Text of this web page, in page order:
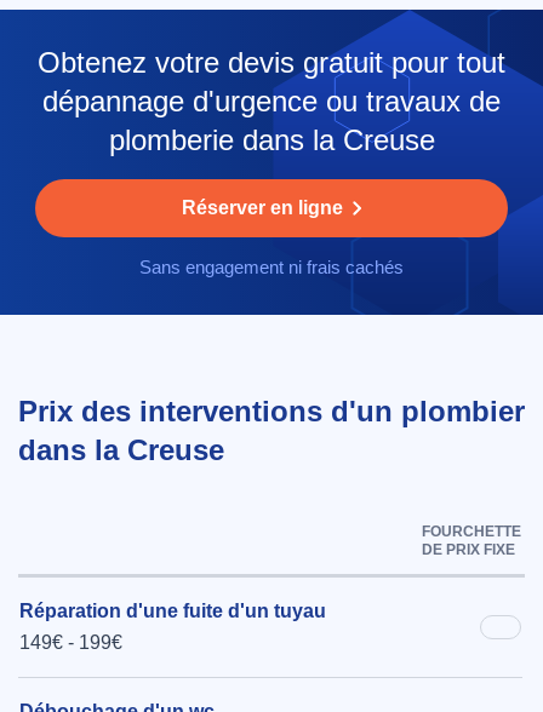
Obtenez votre devis gratuit pour tout
dépannage d'urgence ou travaux de
plomberie dans la Creuse
Réserver en ligne
Sans engagement ni frais cachés
Prix des interventions d'un plombier
dans la Creuse
FOURCHETTE
DE PRIX FIXE
Réparation d'une fuite d'un tuyau
149€ - 199€